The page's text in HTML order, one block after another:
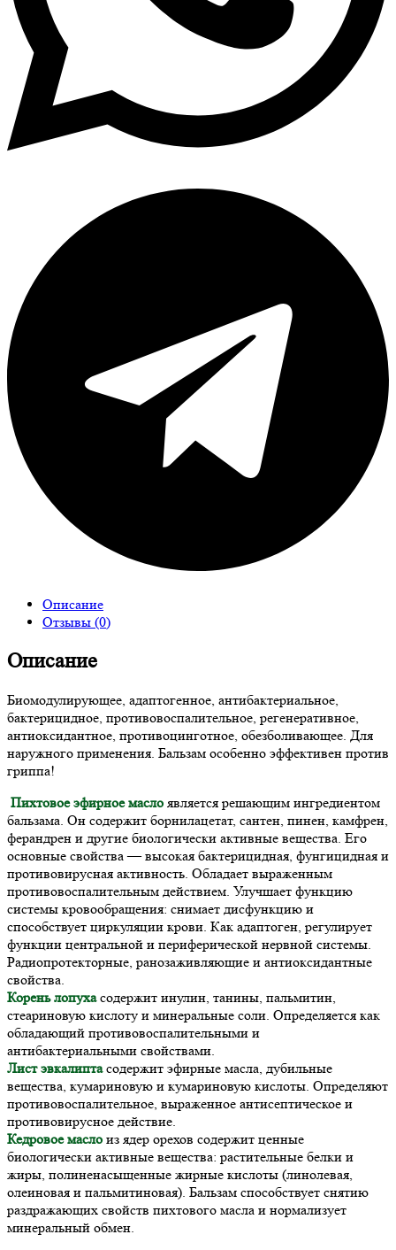
Описание
Отзывы (0)
Описание
Биомодулирующее, адаптогенное, антибактериальное,
бактерицидное, противовоспалительное, регенеративное,
антиоксидантное, противоцинготное, обезболивающее. Для
наружного применения. Бальзам особенно эффективен против
гриппа!
Пихтовое эфирное масло является решающим ингредиентом
бальзама. Он содержит борнилацетат, сантен, пинен, камфрен,
ферандрен и другие биологически активные вещества. Его
основные свойства — высокая бактерицидная, фунгицидная и
противовирусная активность. Обладает выраженным
противовоспалительным действием. Улучшает функцию
системы кровообращения: снимает дисфункцию и
способствует циркуляции крови. Как адаптоген, регулирует
функции центральной и периферической нервной системы.
Радиопротекторные, ранозаживляющие и антиоксидантные
свойства.
Корень лопухасодержит инулин, танины, пальмитин,
стеариновую кислоту и минеральные соли. Определяется как
обладающий противовоспалительными и
антибактериальными свойствами.
Лист эвкалиптасодержит эфирные масла, дубильные
вещества, кумариновую и кумариновую кислоты. Определяют
противовоспалительное, выраженное антисептическое и
противовирусное действие.
Кедровое масло из ядер орехов содержит ценные
биологически активные вещества: растительные белки и
жиры, полиненасыщенные жирные кислоты (линолевая,
олеиновая и пальмитиновая). Бальзам способствует снятию
раздражающих свойств пихтового масла и нормализует
минеральный обмен.